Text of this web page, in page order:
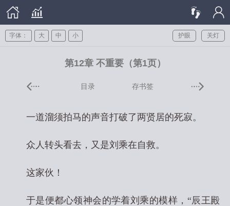
关灯
护眼
字体： 大 中 小
第12章 不重要（第1页）
目录 存书签
一道溜须拍马的声音打破了两贤居的死寂。
众人转头看去，又是刘乘在自救。
这家伙！
于是便都心领神会的学着刘乘的模样，“辰王殿